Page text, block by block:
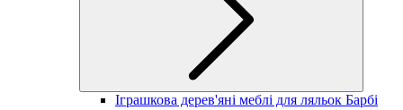
Іграшкова дерев'яні меблі для ляльок Барбі